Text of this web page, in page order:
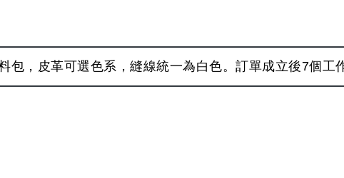
包，皮革可選色系，縫線統一為白色。訂單成立後7個工